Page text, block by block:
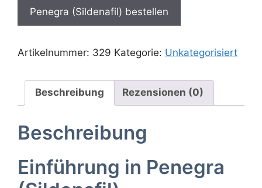
Penegra (Sildenafil) bestellen
Artikelnummer: 329 Kategorie: Unkategorisiert
Beschreibung Rezensionen (0)
Beschreibung
Einführung in Penegra